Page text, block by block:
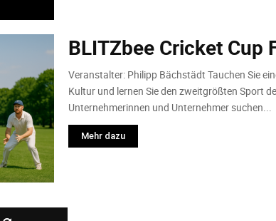
BLITZbee Cricket Cup
Veranstalter: Philipp Bächstädt Tauchen Sie
Kultur und lernen Sie den zweitgrößten Sport
Unternehmerinnen und Unternehmer suchen...
Mehr dazu